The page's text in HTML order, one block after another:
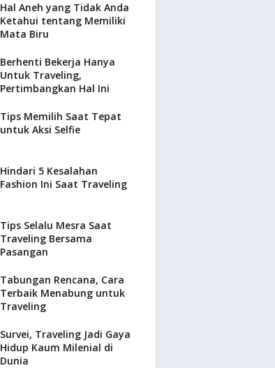
Hal Aneh yang Tidak Anda
Ketahui tentang Memiliki
Mata Biru
Berhenti Bekerja Hanya
Untuk Traveling,
Pertimbangkan Hal Ini
Tips Memilih Saat Tepat
untuk Aksi Selfie
Hindari 5 Kesalahan
Fashion Ini Saat Traveling
Tips Selalu Mesra Saat
Traveling Bersama
Pasangan
Tabungan Rencana, Cara
Terbaik Menabung untuk
Traveling
Survei, Traveling Jadi Gaya
Hidup Kaum Milenial di
Dunia